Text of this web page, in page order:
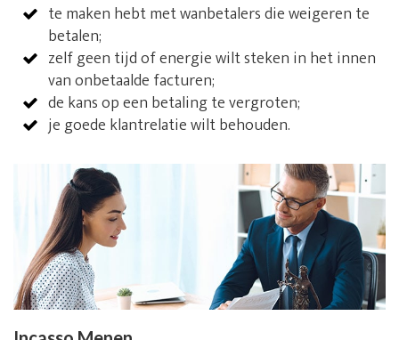
te maken hebt met wanbetalers die weigeren te
betalen;
zelf geen tijd of energie wilt steken in het innen
van onbetaalde facturen;
de kans op een betaling te vergroten;
je goede klantrelatie wilt behouden.